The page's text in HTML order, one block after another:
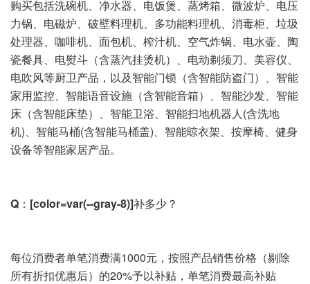
购买包括洗碗机、净水器、电饭煲、蒸烤箱、微波炉、电压
力锅、电磁炉、破壁料理机、多功能料理机、消毒柜、垃圾
处理器、咖啡机、面包机、榨汁机、空气炸锅、电水壶、陶
瓷餐具、电熨斗（含蒸汽挂烫机）、电动剃须刀、美容仪、
电吹风等厨卫产品，以及智能门锁（含智能防盗门）、智能
家用监控、智能语音设施（含智能音箱）、智能沙发、智能
床（含智能床垫）、智能卫浴、智能扫地机器人(含洗地
机)、智能马桶(含智能马桶盖)、智能晾衣架、按摩椅、健身
设备等智能家居产品。
Q：[color=var(--gray-8)]补多少？
每位消费者单笔消费满1000元，按照产品销售价格（剔除
所有折扣优惠后）的20%予以补贴，单笔消费最高补贴